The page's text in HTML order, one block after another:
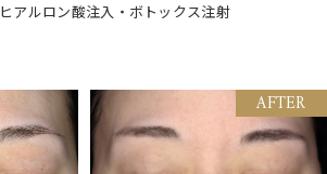
ヒアルロン酸注入・ボトックス注射